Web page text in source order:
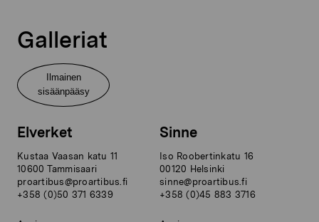
Galleriat
Ilmainen
sisäänpääsy
Elverket
Kustaa Vaasan katu 11
10600 Tammisaari
proartibus@proartibus.fi
+358 (0)50 371 6339
Sinne
Iso Roobertinkatu 16
00120 Helsinki
sinne@proartibus.fi
+358 (0)45 883 3716